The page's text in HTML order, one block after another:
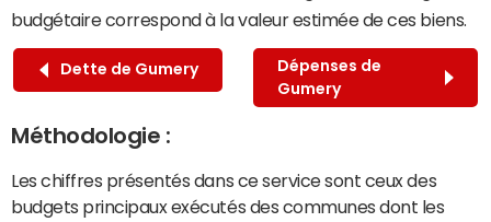
budgétaire correspond à la valeur estimée de ces biens.
Dette de Gumery
Dépenses de
Gumery
Méthodologie :
Les chiffres présentés dans ce service sont ceux des
budgets principaux exécutés des communes dont les